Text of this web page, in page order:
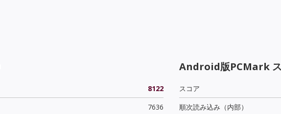
8122
7636
Android版PCMark ス
スコア
順次読み込み（内部）